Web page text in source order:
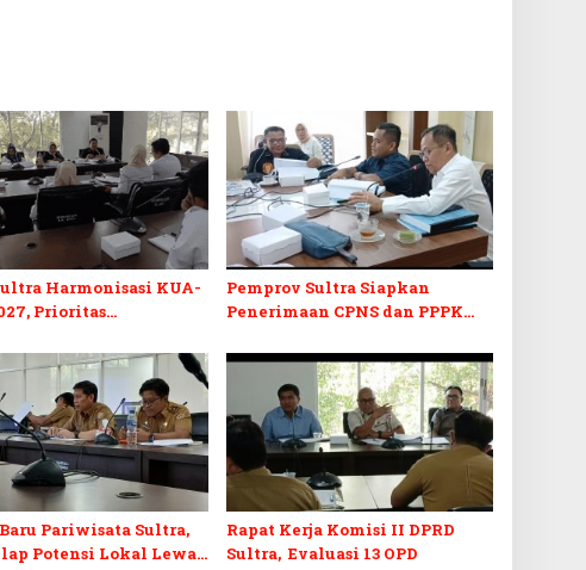
Harmonisasi KUA-
Prioritas
Utang Infrastruktur
Pemprov Sultra Siapkan
Penerimaan CPNS dan PPPK
Formasi Disabilitas
Pariwisata Sultra,
Potensi Lokal Lewat
Rapat Kerja Komisi II DPRD
Sultra, Evaluasi 13 OPD